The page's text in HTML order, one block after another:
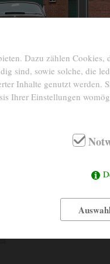
INTERIEUR
Dazu zählen Cookies,
sind, sowie solche, die
Inhalte genutzt werden.
Ihrer Einstellungen